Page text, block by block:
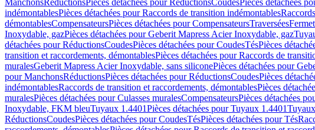
ManchonsRéductionsPièces détachées pour RéductionsCoudesPièces détachées
indémontablesPièces détachées pour Raccords de transition indémontables
démontablesCompensateursPièces détachées pour CompensateursTraversées
Inoxydable, gazPièces détachées pour Geberit Mapress Acier Inoxydable, gaz
détachées pour RéductionsCoudesPièces détachées pour CoudesTésPièces
transition et raccordements, démontablesPièces détachées pour Raccords de
muralesGeberit Mapress Acier Inoxydable, sans siliconePièces détachées pour
pour ManchonsRéductionsPièces détachées pour RéductionsCoudesPièces
indémontablesRaccords de transition et raccordements, démontablesPièces
muralesPièces détachées pour Culasses muralesCompensateursPièces détachées
Inoxydable, FKM bleuTuyaux 1.4401Pièces détachées pour Tuyaux 1.4401
RéductionsCoudesPièces détachées pour CoudesTésPièces détachées pour Tés